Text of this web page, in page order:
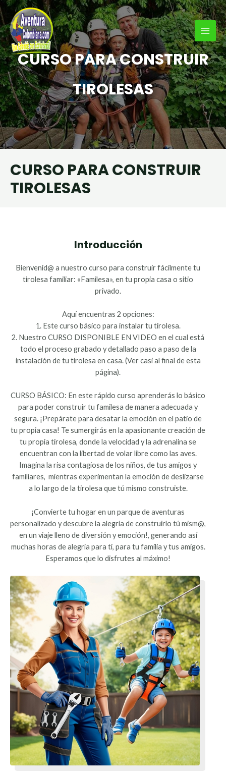
Ir
al
contenido
CURSO PARA CONSTRUIR
TIROLESAS
CURSO PARA CONSTRUIR
TIROLESAS
Introducción
Bienvenid@ a nuestro curso para construir fácilmente tu
tirolesa familiar: «Familesa», en tu propia casa o sitio
privado.
Aquí encuentras 2 opciones:
1. Este curso básico para instalar tu tirolesa.
2. Nuestro CURSO DISPONIBLE EN VIDEO en el cual está
todo el proceso grabado y detallado paso a paso de la
instalación de tu tirolesa en casa. (Ver casi al final de esta
página).
CURSO BÁSICO: En este rápido curso aprenderás lo básico
para poder construir tu familesa de manera adecuada y
segura. ¡Prepárate para desatar la emoción en el patio de
tu propia casa! Te sumergirás en la apasionante creación de
tu propia tirolesa, donde la velocidad y la adrenalina se
encuentran con la libertad de volar libre como las aves.
Imagina la risa contagiosa de los niños, de tus amigos y
familiares, mientras experimentan la emoción de deslizarse
a lo largo de la tirolesa que tú mismo construiste.
¡Convierte tu hogar en un parque de aventuras
personalizado y descubre la alegría de construirlo tú mism@,
en un viaje lleno de diversión y emoción!, generando así
muchas horas de alegría para ti, para tu familia y tus amigos.
Esperamos que lo disfrutes al máximo!